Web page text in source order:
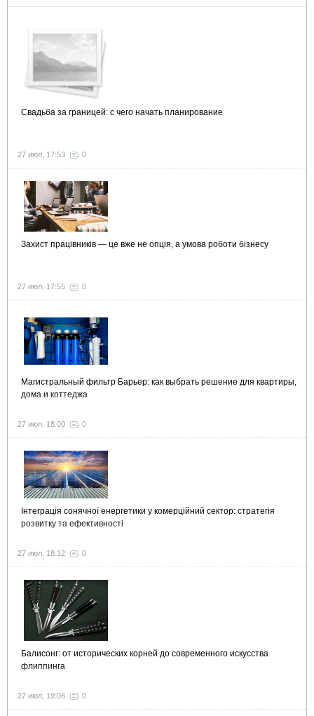
Свадьба за границей: с чего начать планирование
27 июл, 17:53 0
Захист працівників — це вже не опція, а умова роботи бізнесу
27 июл, 17:55 0
Магистральный фильтр Барьер: как выбрать решение для квартиры,
дома и коттеджа
27 июл, 18:00 0
Інтеграція сонячної енергетики у комерційний сектор: стратегія
розвитку та ефективності
27 июл, 18:12 0
Балисонг: от исторических корней до современного искусства
флиппинга
27 июл, 19:06 0